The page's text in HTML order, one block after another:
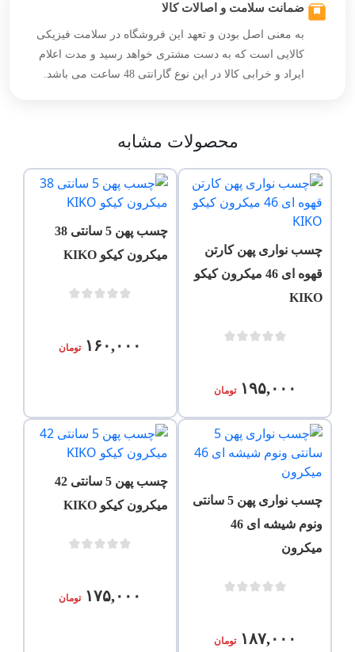
ضمانت سلامت و اصالات کالا
به معنی اصل بودن و تعهد این فروشگاه در سلامت فیزیکی
کالایی است که به دست مشتری خواهد رسید و مدت اعلام
ایراد و خرابی کالا در این نوع گارانتی 48 ساعت می باشد.
محصولات مشابه
چسب نواری پهن کارتن
قهوه ای 46 میکرون کیکو
KIKO
۱۹۵,۰۰۰ تومان
چسب پهن 5 سانتی 38
میکرون کیکو KIKO
۱۶۰,۰۰۰ تومان
چسب نواری پهن 5 سانتی
ونوم شیشه ای 46
میکرون
۱۸۷,۰۰۰ تومان
چسب پهن 5 سانتی 42
میکرون کیکو KIKO
۱۷۵,۰۰۰ تومان